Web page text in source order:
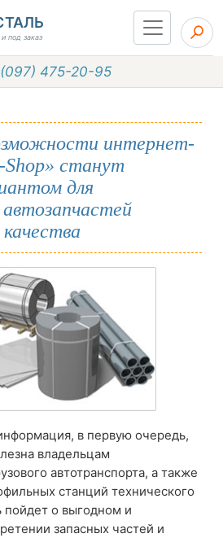
под заказ
475-20-95
интернет-
Shop» станут
для
в первую очередь,
владельцам
автотранспорта, а также
станций технического
о выгодном и
запасных частей и